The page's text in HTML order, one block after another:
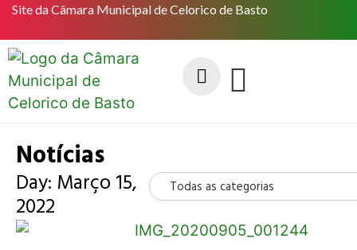
Site da Câmara Municipal de Celorico de Basto
Notícias
Day: Março 15,
2022
Todas as categorias